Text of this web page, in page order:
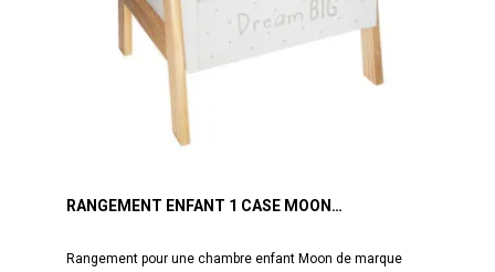
RANGEMENT ENFANT 1 CASE MOON
Rangement pour une chambre enfant Moon de marque